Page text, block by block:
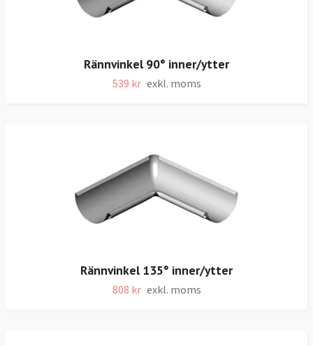
Rännvinkel 90° inner/ytter
539 kr exkl. moms
Rännvinkel 135° inner/ytter
808 kr exkl. moms